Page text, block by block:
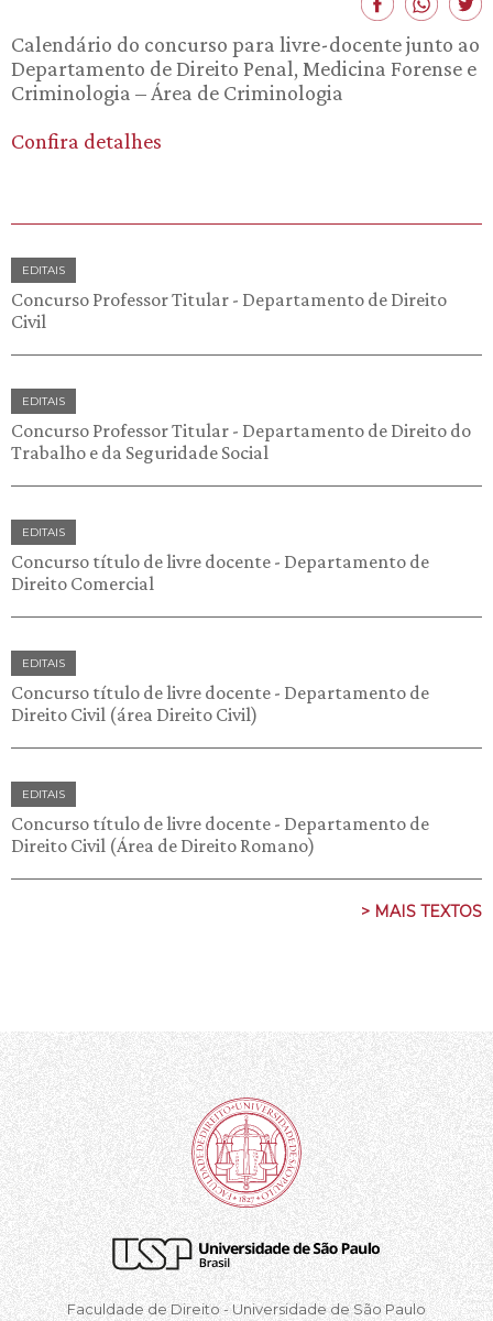
Calendário do concurso para livre-docente junto ao
Departamento de Direito Penal, Medicina Forense e
Criminologia – Área de Criminologia
Confira detalhes
EDITAIS
Concurso Professor Titular - Departamento de Direito
Civil
EDITAIS
Concurso Professor Titular - Departamento de Direito do
Trabalho e da Seguridade Social
EDITAIS
Concurso título de livre docente - Departamento de
Direito Comercial
EDITAIS
Concurso título de livre docente - Departamento de
Direito Civil (área Direito Civil)
EDITAIS
Concurso título de livre docente - Departamento de
Direito Civil (Área de Direito Romano)
> MAIS TEXTOS
Faculdade de Direito - Universidade de São Paulo